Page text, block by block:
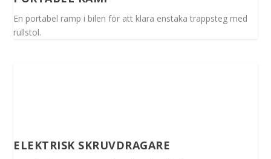
En portabel ramp i bilen för att klara enstaka trappsteg med
rullstol.
ELEKTRISK SKRUVDRAGARE